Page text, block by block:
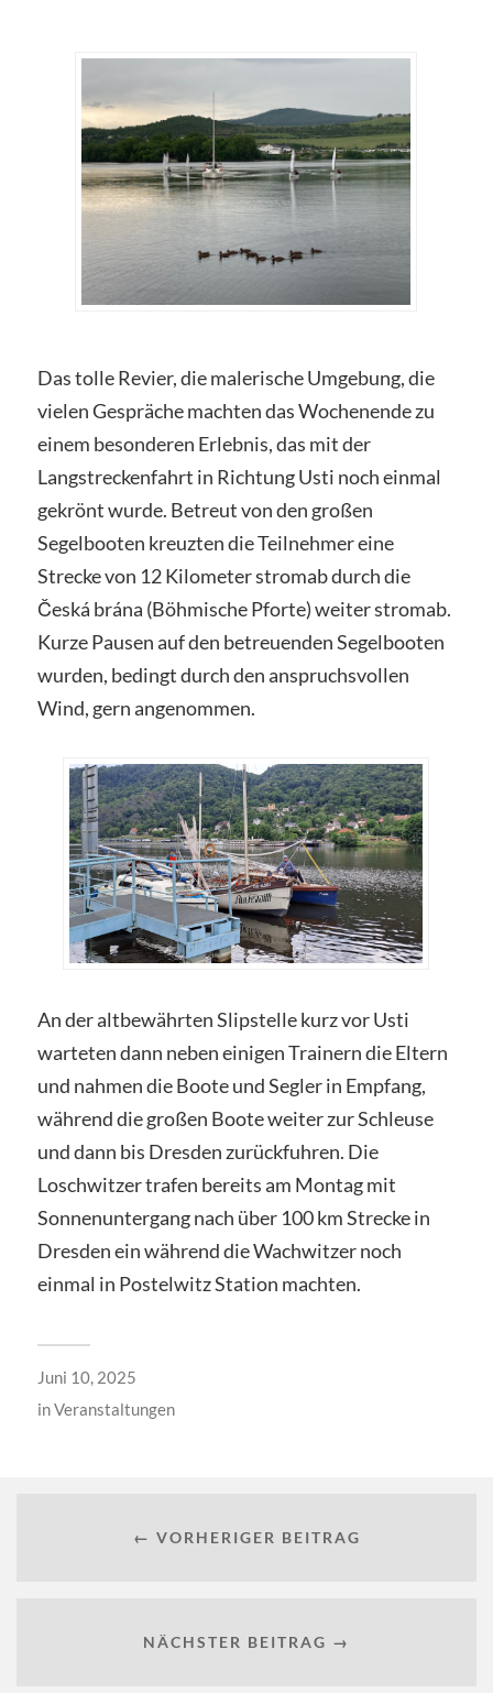
Das tolle Revier, die malerische Umgebung, die
vielen Gespräche machten das Wochenende zu
einem besonderen Erlebnis, das mit der
Langstreckenfahrt in Richtung Usti noch einmal
gekrönt wurde. Betreut von den großen
Segelbooten kreuzten die Teilnehmer eine
Strecke von 12 Kilometer stromab durch die
Česká brána (Böhmische Pforte) weiter stromab.
Kurze Pausen auf den betreuenden Segelbooten
wurden, bedingt durch den anspruchsvollen
Wind, gern angenommen.
An der altbewährten Slipstelle kurz vor Usti
warteten dann neben einigen Trainern die Eltern
und nahmen die Boote und Segler in Empfang,
während die großen Boote weiter zur Schleuse
und dann bis Dresden zurückfuhren. Die
Loschwitzer trafen bereits am Montag mit
Sonnenuntergang nach über 100 km Strecke in
Dresden ein während die Wachwitzer noch
einmal in Postelwitz Station machten.
Juni 10, 2025
inVeranstaltungen
← VORHERIGER BEITRAG
NÄCHSTER BEITRAG →